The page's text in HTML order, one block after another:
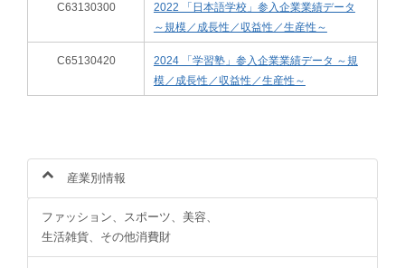
C63130300
2022 「日本語学校」参入企業業績データ
～規模／成長性／収益性／生産性～
C65130420
2024 「学習塾」参入企業業績データ ～規
模／成長性／収益性／生産性～
産業別情報
ファッション、スポーツ、美容、
生活雑貨、その他消費財